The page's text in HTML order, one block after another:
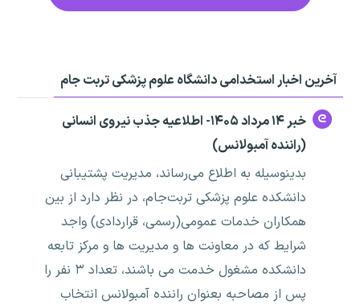
آخرین اخبار استخدامی دانشگاه علوم پزشکی تربت جام
خبر ۱۴ مرداد ۱۴۰۵- اطلاعیه جذب نیروی انسانی
(راننده آمبولانس)
بدینوسیله به اطلاع می‌رساند، مدیریت پشتیبانی
دانشکده علوم پزشکی تربت‌جام، در نظر دارد از بین
همکاران خدمات عمومی(رسمی، قراردادی) واجد
شرایط که در معاونت ها و مدیریت ها و مرکز تابعه
دانشکده مشغول خدمت می باشند، تعداد ۳ نفر را
پس از مصاحبه بعنوان راننده آمبولانس انتخاب